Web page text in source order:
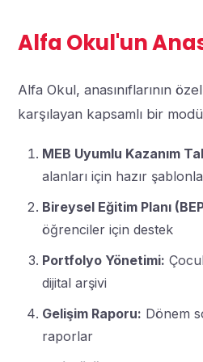
Alfa Okul'un
Alfa Okul, anasınıflarının
karşılayan kapsamlı bir
MEB Uyumlu Kazanım
alanları için hazır
Bireysel Eğitim Planı
öğrenciler için destek
Portfolyo Yönetimi:
dijital arşivi
Gelişim Raporu: Dönem
raporlar